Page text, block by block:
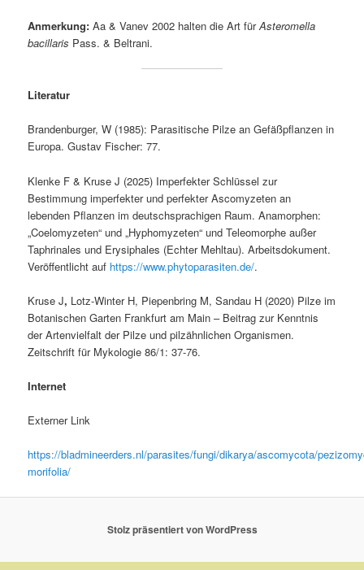
Anmerkung: Aa & Vanev 2002 halten die Art fürAsteromella
bacillaris Pass. & Beltrani.
Literatur
Brandenburger, W (1985): Parasitische Pilze an Gefäßpflanzen in
Europa. Gustav Fischer: 77.
Klenke F & Kruse J (2025) Imperfekter Schlüssel zur
Bestimmung imperfekter und perfekter Ascomyzeten an
lebenden Pflanzen im deutschsprachigen Raum. Anamorphen:
„Coelomyzeten“ und „Hyphomyzeten“ und Teleomorphe außer
Taphrinales und Erysiphales (Echter Mehltau). Arbeitsdokument.
Veröffentlicht auf https://www.phytoparasiten.de/.
Kruse J, Lotz-Winter H, Piepenbring M, Sandau H (2020) Pilze im
Botanischen Garten Frankfurt am Main – Beitrag zur Kenntnis
der Artenvielfalt der Pilze und pilzähnlichen Organismen.
Zeitschrift für Mykologie 86/1: 37-76.
Internet
Externer Link
https://bladmineerders.nl/parasites/fungi/dikarya/ascomycota/
morifolia/
Stolz präsentiert von WordPress